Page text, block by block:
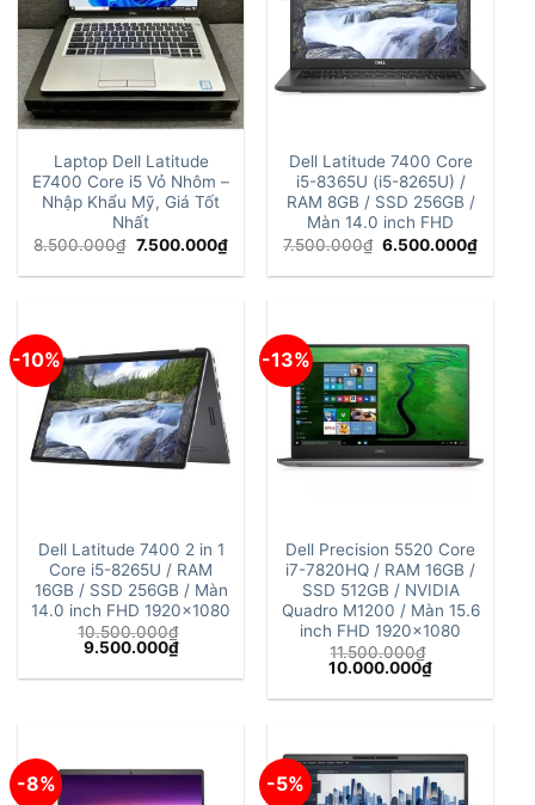
Laptop Dell Latitude
E7400 Core i5 Vỏ Nhôm –
Nhập Khẩu Mỹ, Giá Tốt
Nhất
8.500.000₫ Giá
gốc
là:
7.500.000₫Giá
hiện
tại
Dell Latitude 7400 Core
i5-8365U (i5-8265U) /
RAM 8GB / SSD 256GB /
Màn 14.0 inch FHD
7.500.000₫ Giá
gốc
là:
6.500.000₫Giá
tại
-10%
Dell Latitude 7400 2 in 1
Core i5-8265U / RAM
16GB / SSD 256GB / Màn
14.0 inch FHD 1920×1080
10.500.000₫
Giá
là:
9.500.000₫Giá
hiện
tại
-13%
Dell Precision 5520 Core
i7-7820HQ / RAM 16GB /
SSD 512GB / NVIDIA
Quadro M1200 / Màn 15.6
inch FHD 1920×1080
11.500.000₫
Giá
là:
10.000.000₫Giá
tại
-8% -5%